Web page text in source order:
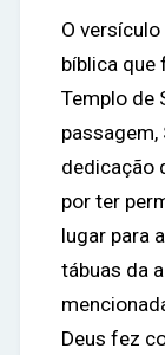
O
bíblica que
Templo de
dedicação
por ter
lugar para
tábuas da
Deus fez